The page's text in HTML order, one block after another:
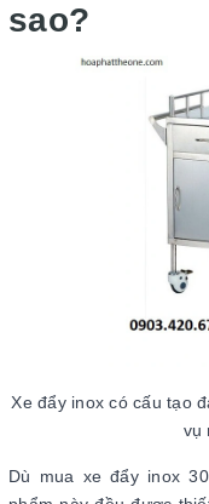
sao?
Xe đẩy inox có cấu tạo
vụ
Dù mua xe đẩy inox